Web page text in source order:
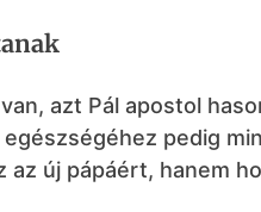
azt Pál apostol
egészségéhez pedig
az új pápáért, hanem